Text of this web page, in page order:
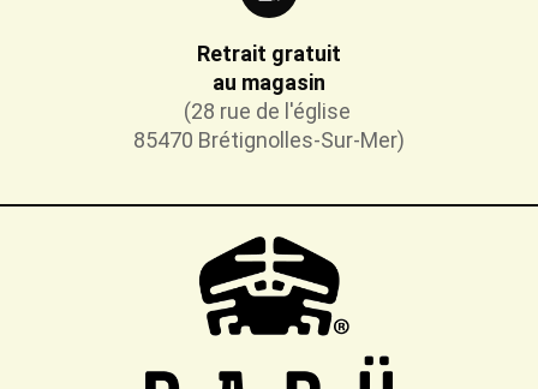
Retrait gratuit
au magasin
(28 rue de l'église
85470 Brétignolles-Sur-Mer)